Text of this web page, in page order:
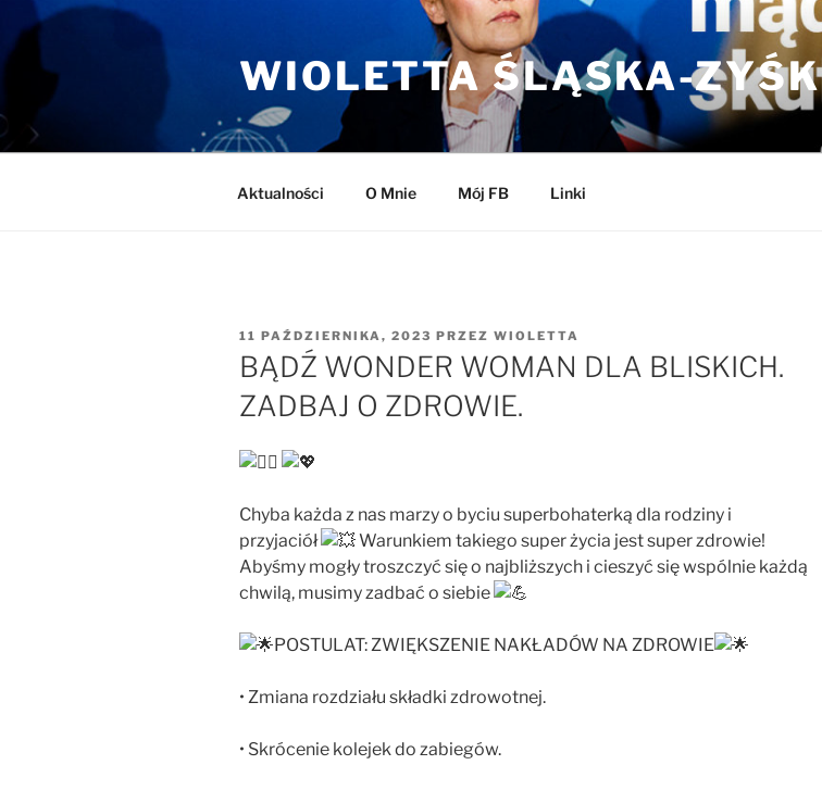
Przejdź
do
treści
WIOLETTA ŚLĄSKA-ZYŚK
Aktualności O Mnie Mój FB Linki
OPUBLIKOWANE
W
11 PAŹDZIERNIKA, 2023 PRZEZ WIOLETTA
BĄDŹ WONDER WOMAN DLA BLISKICH.
ZADBAJ O ZDROWIE.
Chyba każda z nas marzy o byciu superbohaterką dla rodziny i
przyjaciół
Warunkiem takiego super życia jest super zdrowie!
Abyśmy mogły troszczyć się o najbliższych i cieszyć się wspólnie każdą
chwilą, musimy zadbać o siebie
POSTULAT: ZWIĘKSZENIE NAKŁADÓW NA ZDROWIE
• Zmiana rozdziału składki zdrowotnej.
• Skrócenie kolejek do zabiegów.